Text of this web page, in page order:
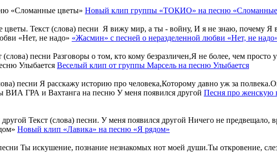
Новый клип группы «ТОКИО» на песню «Сломанные
Текст (слова) песни Я вижу мир, а ты - войну, И я не знаю, почему Я
«Жасмин» с песней о неразделенной любви «Нет, не
песни Разговоры о том, кто кому безразличен,Я не более, чем просто
Веселый клип от группы Марсель на песню Улыбается
песни Я расскажу историю про человека,Которому давно уж за
Песня про женскую
Текст (слова) песни. У меня появился другой Ничего не предвещало,
Новый клип «Лавика» на песню «Я рядом»
Ты искушение, познание незнакомых нот моей души.Ты откровение,